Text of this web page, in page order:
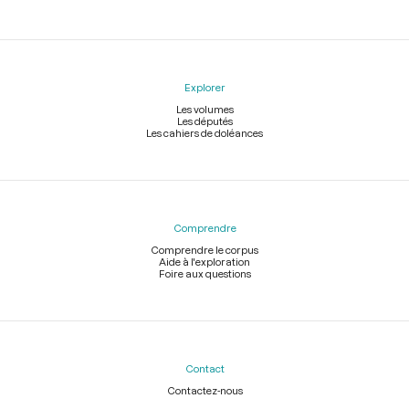
Explorer
Les volumes
Les députés
Les cahiers de doléances
Comprendre
Comprendre le corpus
Aide à l'exploration
Foire aux questions
Contact
Contactez-nous